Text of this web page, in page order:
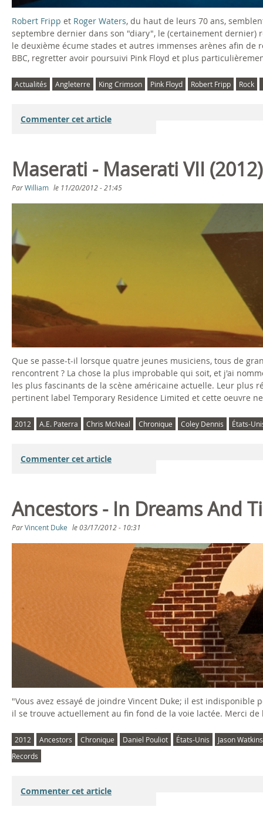
Robert Fripp et Roger Waters, du haut de leurs 70 ans,
septembre dernier dans son "diary", le (certainement dernier)
le deuxième écume stades et autres immenses arènes afin
BBC, regretter avoir poursuivi Pink Floyd et plus
Actualités Angleterre King Crimson Pink Floyd Robert Fripp Rock
Commenter cet article
Maserati - Maserati VII (2012)
ParWilliam le 11/20/2012 - 21:45
Que se passe-t-il lorsque quatre jeunes musiciens, tous de
rencontrent ? La chose la plus improbable qui soit, et j'ai
les plus fascinants de la scène américaine actuelle. Leur
pertinent label Temporary Residence Limited et cette oeuvre
2012 A.E. Paterra Chris McNeal Chronique Coley Dennis États-
Commenter cet article
Ancestors - In Dreams And
ParVincent Duke le03/17/2012 - 10:31
"Vous avez essayé de joindre Vincent Duke; il est
il se trouve actuellement au fin fond de la voie lactée. Merci
2012 Ancestors Chronique Daniel Pouliot États-Unis
Jason Watkins
Records
Commenter cet article